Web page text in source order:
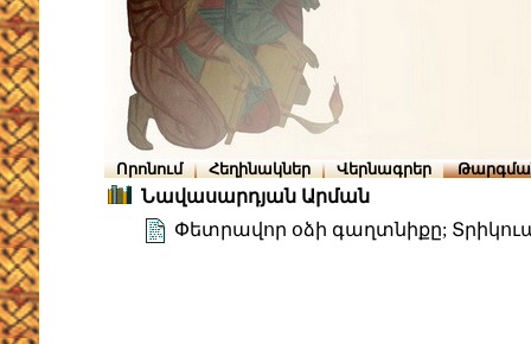
Որոնում Հեղինակներ Վերնագրեր
Նավասարդյան Արման
Փետրավոր օձի գաղտնիքը;